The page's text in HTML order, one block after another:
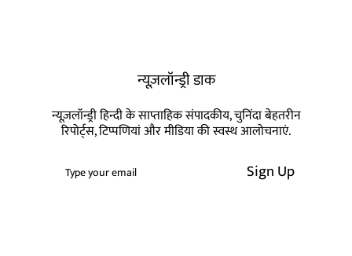
न्यूज़लॉन्ड्री डाक
न्यूज़लॉन्ड्री हिन्दी के साप्ताहिक संपादकीय, चुनिंदा बेहतरीन
रिपोर्ट्स, टिप्पणियां और मीडिया की स्वस्थ आलोचनाएं.
Sign Up